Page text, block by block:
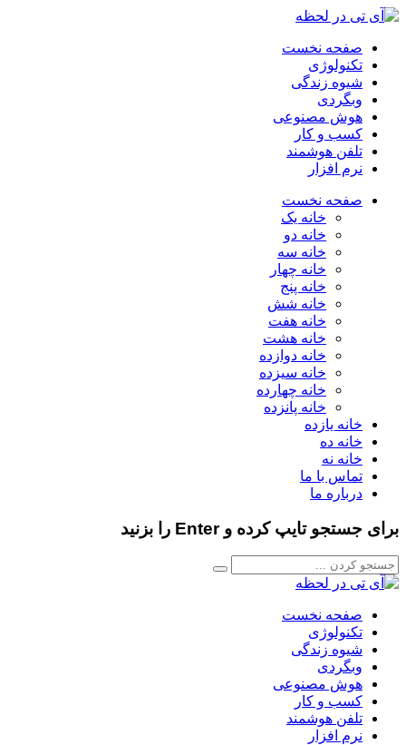
صفحه نخست
تکنولوژی
شیوه زندگی
وبگردی
هوش مصنوعی
کسب و کار
تلفن هوشمند
نرم افزار
صفحه نخست
خانه یک
خانه دو
خانه سه
خانه چهار
خانه پنج
خانه شش
خانه هفت
خانه هشت
خانه دوازده
خانه سیزده
خانه چهارده
خانه پانزده
خانه یازده
خانه ده
خانه نه
تماس با ما
درباره ما
برای جستجو تایپ کرده و Enter را بزنید
صفحه نخست
تکنولوژی
شیوه زندگی
وبگردی
هوش مصنوعی
کسب و کار
تلفن هوشمند
نرم افزار